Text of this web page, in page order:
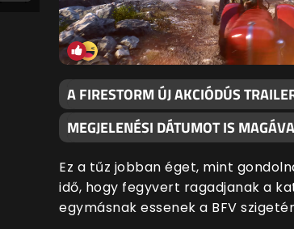
A FIRESTORM ÚJ AKCIÓDÚS
MEGJELENÉSI DÁTUMOT IS
Ez a tűz jobban éget, mint
idő, hogy fegyvert ragadjanak a
egymásnak essenek a BFV